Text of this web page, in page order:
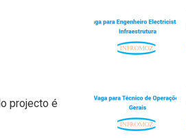
projecto é